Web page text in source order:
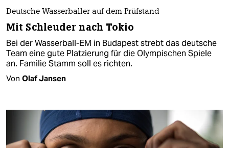
Deutsche Wasserballer auf dem Prüfstand
Mit Schleuder nach Tokio
Bei der Wasserball-EM in Budapest strebt das deutsche
Team eine gute Platzierung für die Olympischen Spiele
an. Familie Stamm soll es richten.
Von Olaf Jansen